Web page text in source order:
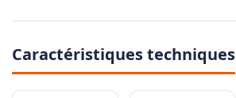
Caractéristiques techniques